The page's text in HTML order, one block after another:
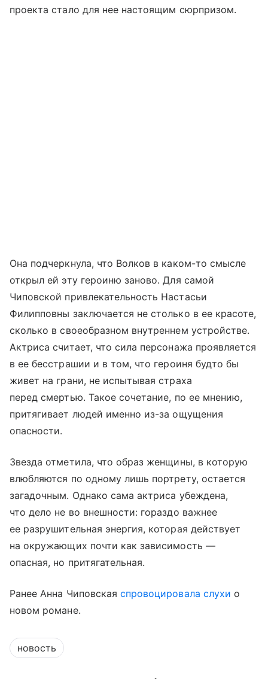
проекта стало для нее настоящим сюрпризом.
Она подчеркнула, что Волков в каком-то смысле
открыл ей эту героиню заново. Для самой
Чиповской привлекательность Настасьи
Филипповны заключается не столько в ее красоте,
сколько в своеобразном внутреннем устройстве.
Актриса считает, что сила персонажа проявляется
в ее бесстрашии и в том, что героиня будто бы
живет на грани, не испытывая страха
перед смертью. Такое сочетание, по ее мнению,
притягивает людей именно из-за ощущения
опасности.
Звезда отметила, что образ женщины, в которую
влюбляются по одному лишь портрету, остается
загадочным. Однако сама актриса убеждена,
что дело не во внешности: гораздо важнее
ее разрушительная энергия, которая действует
на окружающих почти как зависимость —
опасная, но притягательная.
Ранее Анна Чиповскаяспровоцировала слухи о
новом романе.
новость